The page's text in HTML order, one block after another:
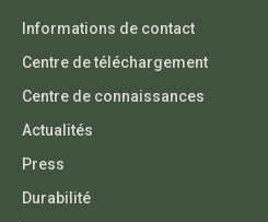
Informations de contact
Centre de téléchargement
Centre de connaissances
Actualités
Press
Durabilité